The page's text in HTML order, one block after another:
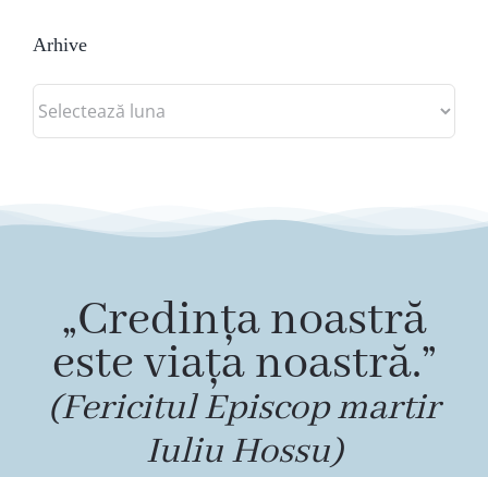
Arhive
Arhive
„Credința noastră
este viața noastră.”
(Fericitul Episcop martir
Iuliu Hossu)